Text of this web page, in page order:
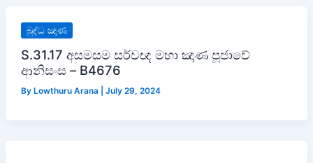
බුද්ධ ඤාණ
S.31.17 අසමසම සර්වඥ මහා ඤාණ පූජාවේ
ආනිසංස – B4676
By Lowthuru Arana July 29, 2024